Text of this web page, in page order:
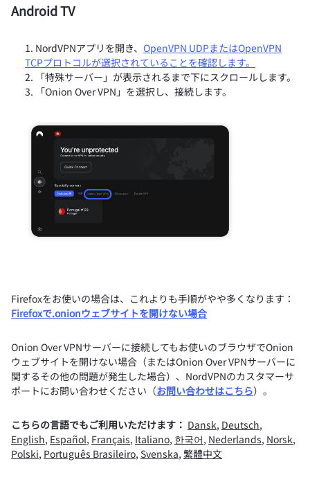
Android TV
NordVPNアプリを開き、 OpenVPN UDPまたはOpenVPN
TCPプロトコルが選択されていることを確認します。
「特殊サーバー」が表示されるまで下にスクロールします。
「Onion Over VPN」を選択し、接続します。
Firefoxをお使いの場合は、これよりも手順がやや多くなります：
Firefoxで.onionウェブサイトを開けない場合
Onion Over VPNサーバーに接続してもお使いのブラウザでOnion
ウェブサイトを開けない場合（またはOnion Over VPNサーバーに
関するその他の問題が発生した場合）、NordVPNのカスタマーサ
ポートにお問い合わせください（お問い合わせはこちら）。
こちらの言語でもご利用いただけます： Dansk, Deutsch,
English, Español, Français, Italiano, 한국어, Nederlands, Norsk,
Polski, Português Brasileiro, Svenska, 繁體中文